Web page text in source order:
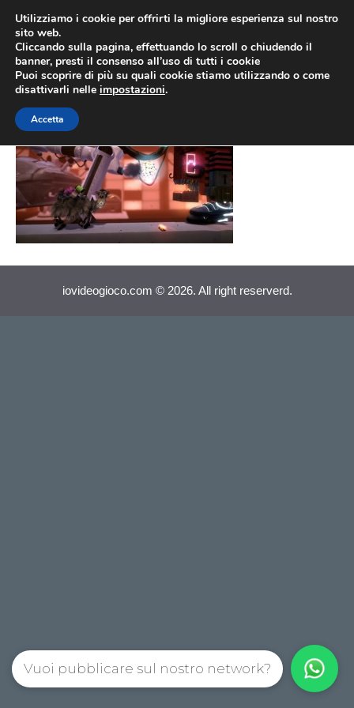
contenuto
LBP 2
iovideogioco.com © 2026. All right reserverd.
Utilizziamo i cookie per offrirti la migliore esperienza sul nostro
sito web.
Cliccando sulla pagina, effettuando lo scroll o chiudendo il
banner, presti il consenso all’uso di tutti i cookie
Puoi scoprire di più su quali cookie stiamo utilizzando o come
disattivarli nelle impostazioni.
Accetta
Vuoi pubblicare sul nostro network?